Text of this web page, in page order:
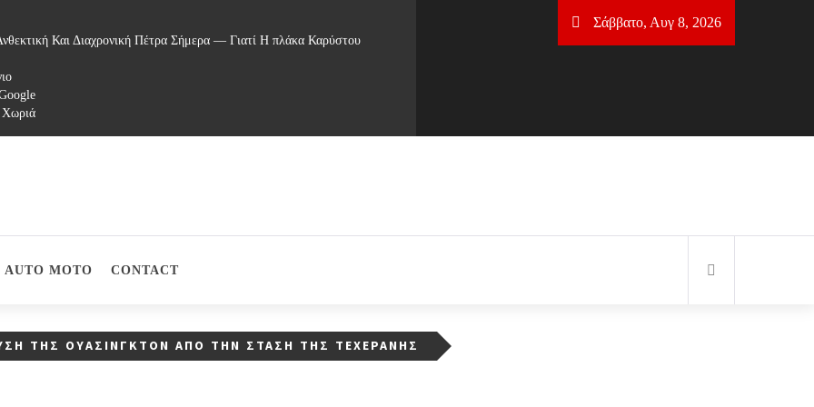
Και Διαχρονική Πέτρα Σήμερα — Γιατί Η πλάκα Καρύστου
Σάββατο, Αυγ 8, 2026
AUTO MOTO CONTACT
ΤΗΣ ΟΥΆΣΙΝΓΚΤΟΝ ΑΠΌ ΤΗΝ ΣΤΆΣΗ ΤΗΣ ΤΕΧΕΡΆΝΗΣ